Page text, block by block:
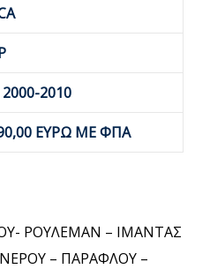
2010
ΕΥΡΩ ΜΕ ΦΠΑ
ΡΟΥΛΕΜΑΝ – ΙΜΑΝΤΑΣ
– ΠΑΡΑΦΛΟΥ –